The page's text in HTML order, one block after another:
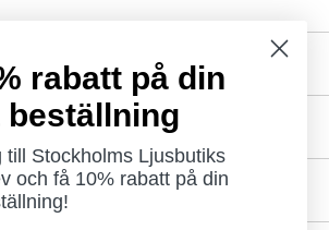
rabatt på din
till Stockholms Ljusbutiks
och få 10% rabatt på din